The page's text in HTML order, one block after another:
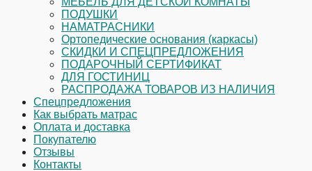
ПОДУШКИ
НАМАТРАСНИКИ
Ортопедические основания (каркасы)
СКИДКИ И СПЕЦПРЕДЛОЖЕНИЯ
ПОДАРОЧНЫЙ СЕРТИФИКАТ
ДЛЯ ГОСТИНИЦ
РАСПРОДАЖА ТОВАРОВ ИЗ НАЛИЧИЯ
Спецпредложения
Как выбрать матрас
Оплата и доставка
Покупателю
Отзывы
Контакты